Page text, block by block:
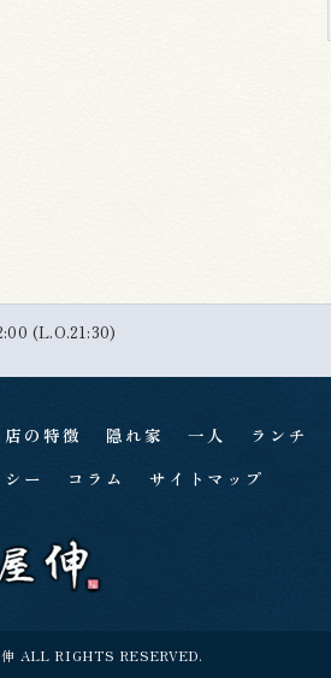
(L.O.21:30)
店の特徴 隠れ家 一人 ランチ
ー コラム サイトマップ
ALL RIGHTS RESERVED.